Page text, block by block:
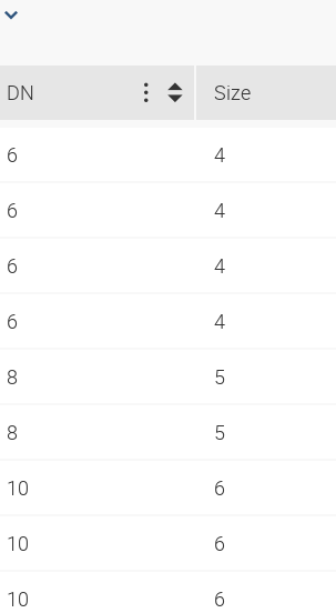
DN Size
6 4
6 4
6 4
6 4
8 5
8 5
10 6
10 6
10 6